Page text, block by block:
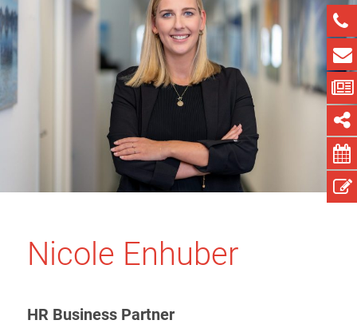
Nicole Enhuber
HR Business Partner